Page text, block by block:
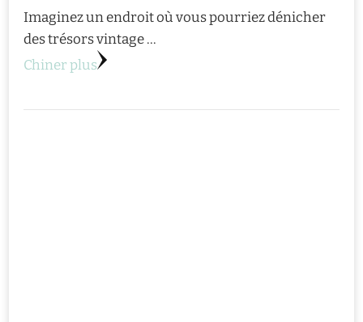
Imaginez un endroit où vous pourriez dénicher
des trésors vintage …
Chiner plus